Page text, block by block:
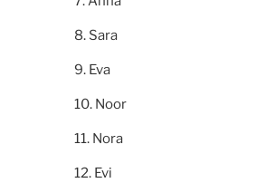
Sara
Eva
Noor
Nora
Evi